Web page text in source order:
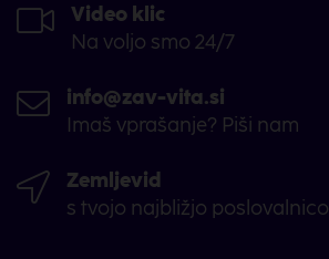
Video klic
Na voljo smo 24/7
info@zav-vita.si
Imaš vprašanje? Piši nam
Zemljevid
s tvojo najbližjo poslovalnico